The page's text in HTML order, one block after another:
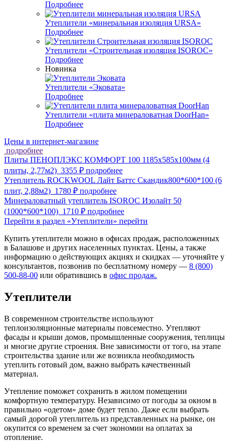
Подробнее
Утеплители «минеральная изоляция URSA»
Подробнее
Утеплители «Строительная изоляция ISOROC»
Подробнее
Новинка
Утеплители «Эковата»
Подробнее
Утеплители «плита минераловатная DoorHan»
Подробнее
Цены в интернет-магазине
подробнее
Плиты ПЕНОПЛЭКС КОМФОРТ 100 1185х585х100мм (4
плиты, 2,77м2) 3355 ₽ подробнее
Утеплитель ROCKWOOL Лайт Баттс Скандик800*600*100 (6
плит, 2,88м2) 1780 ₽ подробнее
Минераловатный утеплитель ISOROC Изолайт 50
(1000*600*100) 1710 ₽ подробнее
Перейти в раздел «Утеплители» перейти
Купить утеплители можно в офисах продаж, расположенных
в Балашове и других населенных пунктах. Цены, а также
информацию о действующих акциях и скидках — уточняйте у
консультантов, позвонив по бесплатному номеру — 8 (800)
500-88-00 или обратившись в офис продаж.
Утеплители
В современном строительстве используют
теплоизоляционные материалы повсеместно. Утепляют
фасады и крыши домов, промышленные сооружения, теплицы
и многие другие строения. Вне зависимости от того, на этапе
строительства здание или же возникла необходимость
утеплить готовый дом, важно выбрать качественный
материал.
Утепление поможет сохранить в жилом помещении
комфортную температуру. Независимо от погоды за окном в
правильно «одетом» доме будет тепло. Даже если выбрать
самый дорогой утеплитель из представленных на рынке, он
окупится со временем за счет экономии на оплатах за
отопление.